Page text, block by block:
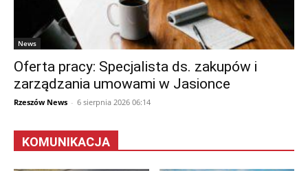
News
Oferta pracy: Specjalista ds. zakupów i
zarządzania umowami w Jasionce
Rzeszów News - 6 sierpnia 2026 06:14
KOMUNIKACJA